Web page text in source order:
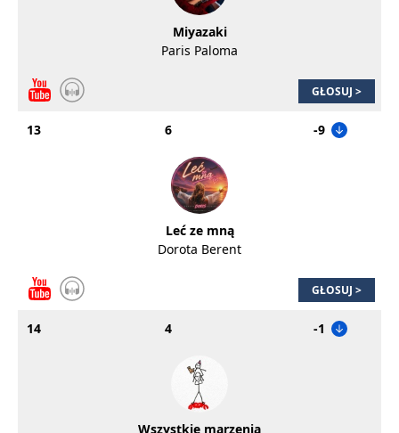
Miyazaki
Paris Paloma
GŁOSUJ >
13 6 -9
Leć ze mną
Dorota Berent
GŁOSUJ >
14 4 -1
Wszystkie marzenia